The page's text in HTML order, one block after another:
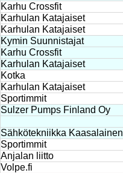
Karhu Crossfit
Karhulan Katajaiset
Karhulan Katajaiset
Kymin Suunnistajat
Karhu Crossfit
Karhulan Katajaiset
Kotka
Karhulan Katajaiset
Sportimmit
Sulzer Pumps Finland Oy
Sähkötekniikka Kaasalainen
Sportimmit
Anjalan liitto
Volpe.fi